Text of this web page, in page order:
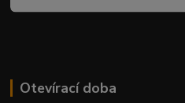
Otevírací doba